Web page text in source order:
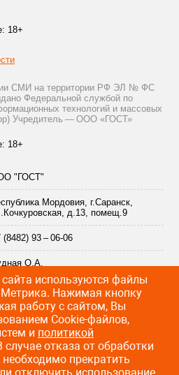
18+
СМИ на территории РФ ЭЛ № ФС
Федеральной службой по
технологий и массовых
Учредитель — ООО «ГОСТ»
18+
"ГОСТ"
Мордовия, г.Саранск,
д.13, помещ.9
(8482) 93 – 06-06
О.А.
— все права защищены
используются файлы
Нажимая кнопку
работу с сайтом, Вы
Cookie-файлов,
и политикой
случае отказа от обработки
прекратить